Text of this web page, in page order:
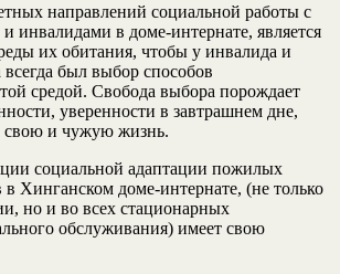
направлений социальной работы с
в доме-интернате, является
их обитания, чтобы у инвалида и
был выбор способов
средой. Свобода выбора порождает
уверенности в завтрашнем дне,
свою и чужую жизнь.
социальной адаптации пожилых
Хинганском доме-интернате, (не только
но и во всех стационарных
обслуживания) имеет свою